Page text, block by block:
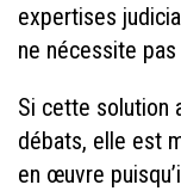
expertises
ne nécessite
Si cette solution
débats, elle est
en œuvre